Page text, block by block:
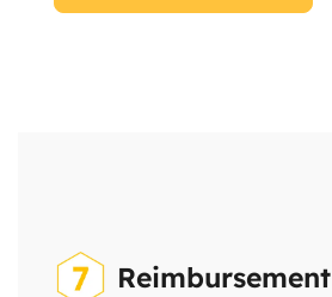
Reimbursement